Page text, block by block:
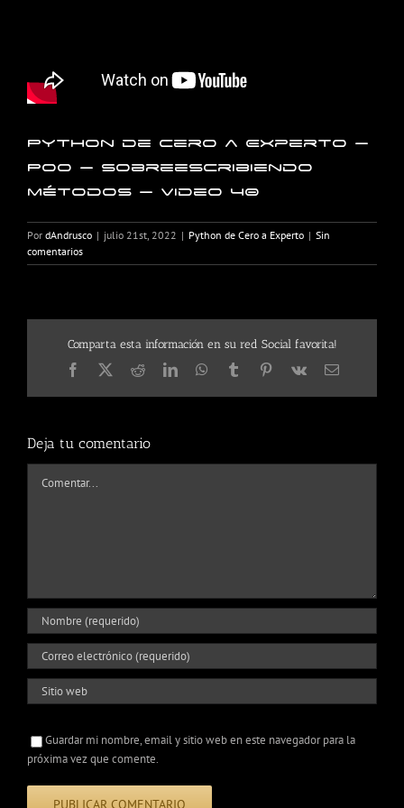
Python de Cero a Experto –
POO – Sobreescribiendo
métodos – Video 40
Por dAndrusco | julio 21st, 2022 | Python de Cero a Experto | Sin
comentarios
Comparta esta información en su red Social favorita!
Facebook
X RedditLinkedInWhatsApp
TumblrPinterest
Vk
Correo
Deja tu comentario
Guardar mi nombre, email y sitio web en este navegador para la
próxima vez que comente.